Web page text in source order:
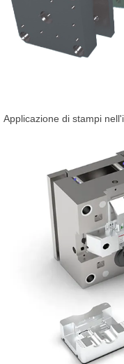
Applicazione di stampi